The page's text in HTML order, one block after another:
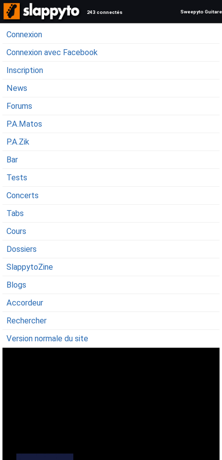
243 connectés Sweepyto Guitare
Connexion
Connexion avec Facebook
Inscription
News
Forums
P.A.Matos
P.A.Zik
Bar
Tests
Concerts
Tabs
Cours
Dossiers
SlappytoZine
Blogs
Accordeur
Rechercher
Version normale du site